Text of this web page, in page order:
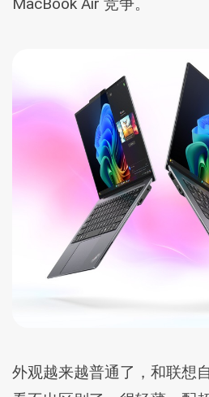
外观越来越普通了，和联想